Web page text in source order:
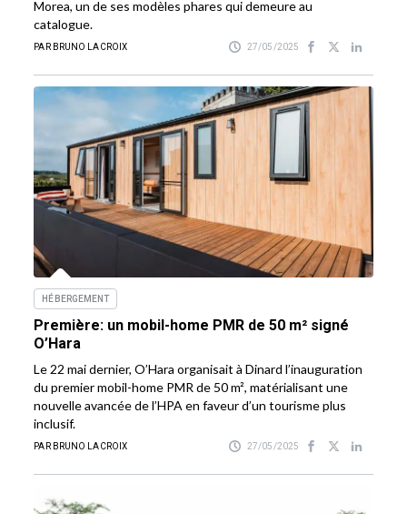
Morea, un de ses modèles phares qui demeure au
catalogue.
PAR BRUNO LACROIX 27/05/2025
HÉBERGEMENT
Première: un mobil-home PMR de 50 m² signé
O’Hara
Le 22 mai dernier, O’Hara organisait à Dinard l’inauguration
du premier mobil-home PMR de 50 m², matérialisant une
nouvelle avancée de l’HPA en faveur d’un tourisme plus
inclusif.
PAR BRUNO LACROIX 27/05/2025